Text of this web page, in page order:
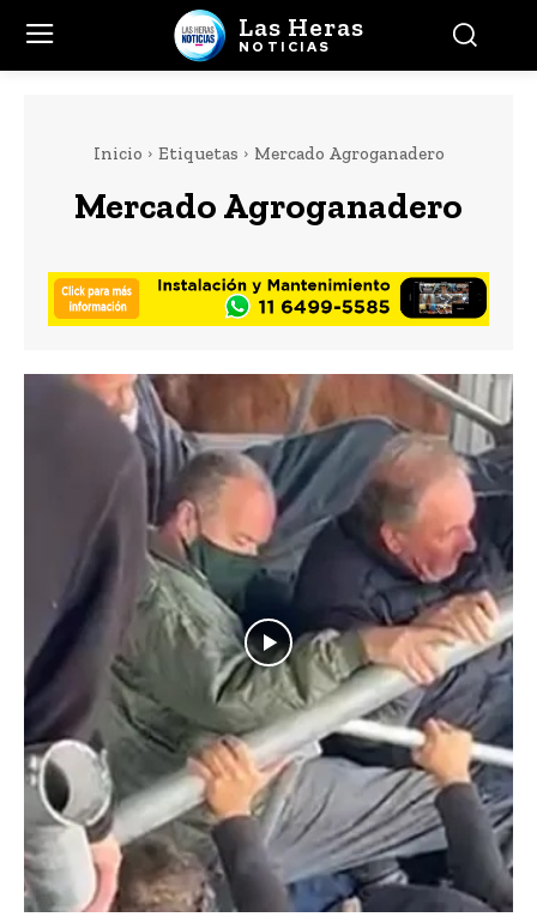
Las Heras
NOTICIAS
Inicio Etiquetas Mercado Agroganadero
Mercado Agroganadero